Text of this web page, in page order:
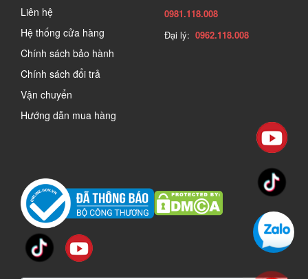
Liên hệ
Hệ thống cửa hàng
Chính sách bảo hành
Chính sách đổi trả
Vận chuyển
Hướng dẫn mua hàng
0981.118.008
Đại lý: 0962.118.008